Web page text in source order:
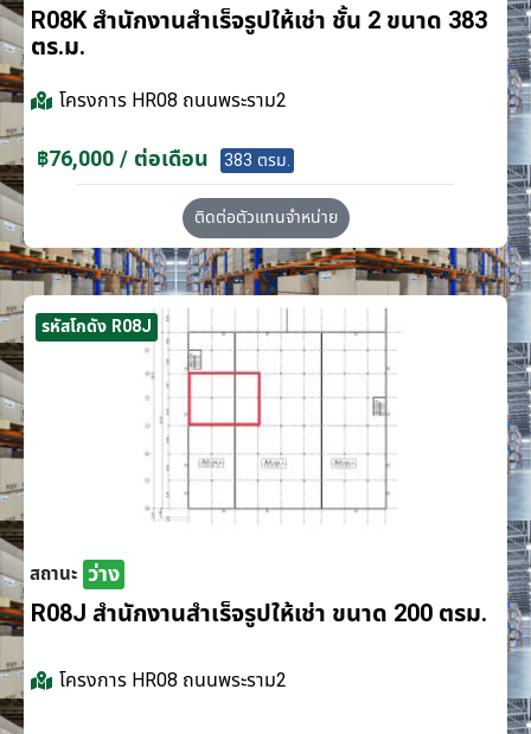
R08K สำนักงานสำเร็จรูปให้เช่า ชั้น 2 ขนาด 383
ตร.ม.
โครงการ HR08 ถนนพระราม2
฿76,000 / ต่อเดือน 383 ตรม.
ติดต่อตัวแทนจำหน่าย
รหัสโกดัง R08J
สถานะ ว่าง
R08J สำนักงานสำเร็จรูปให้เช่า ขนาด 200 ตรม.
โครงการ HR08 ถนนพระราม2